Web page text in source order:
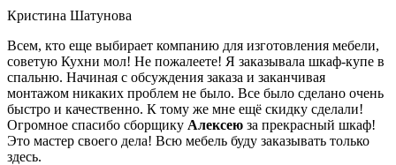
Кристина Шатунова
Всем, кто еще выбирает компанию для изготовления мебели,
советую Кухни мол! Не пожалеете! Я заказывала шкаф-купе в
спальню. Начиная с обсуждения заказа и заканчивая
монтажом никаких проблем не было. Все было сделано очень
быстро и качественно. К тому же мне ещё скидку сделали!
Огромное спасибо сборщику Алексею за прекрасный шкаф!
Это мастер своего дела! Всю мебель буду заказывать только
здесь.